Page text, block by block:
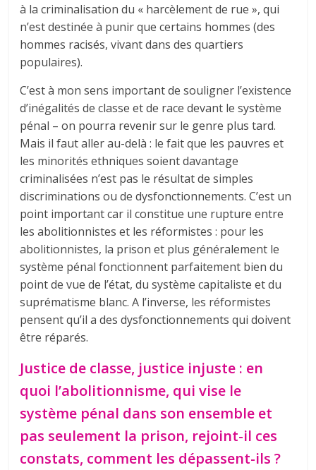
à la criminalisation du « harcèlement de rue », qui
n’est destinée à punir que certains hommes (des
hommes racisés, vivant dans des quartiers
populaires).
C’est à mon sens important de souligner l’existence
d’inégalités de classe et de race devant le système
pénal – on pourra revenir sur le genre plus tard.
Mais il faut aller au-delà : le fait que les pauvres et
les minorités ethniques soient davantage
criminalisées n’est pas le résultat de simples
discriminations ou de dysfonctionnements. C’est un
point important car il constitue une rupture entre
les abolitionnistes et les réformistes : pour les
abolitionnistes, la prison et plus généralement le
système pénal fonctionnent parfaitement bien du
point de vue de l’état, du système capitaliste et du
suprématisme blanc. A l’inverse, les réformistes
pensent qu’il a des dysfonctionnements qui doivent
être réparés.
Justice de classe, justice injuste : en
quoi l’abolitionnisme, qui vise le
système pénal dans son ensemble et
pas seulement la prison, rejoint-il ces
constats, comment les dépassent-ils ?